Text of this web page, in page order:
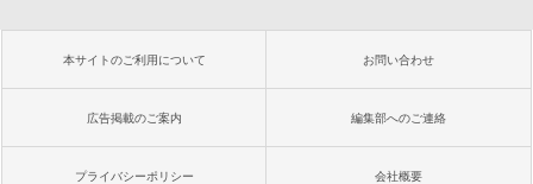
本サイトのご利用について お問い合わせ
広告掲載のご案内 編集部へのご連絡
プライバシーポリシー 会社概要